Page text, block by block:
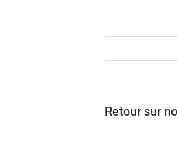
Retour sur